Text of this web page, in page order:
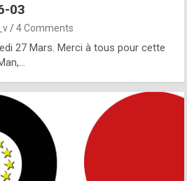
03
4 Comments
27 Mars. Merci à tous pour cette